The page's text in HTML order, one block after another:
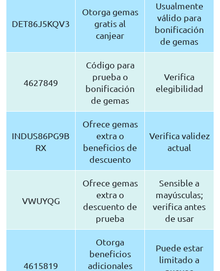
DET86J5KQV3
Otorga gemas
gratis al
canjear
Usualmente
válido para
bonificación
de gemas
4627849
Código para
prueba o
bonificación
de gemas
Verifica
elegibilidad
INDUS86PG9B
RX
Ofrece gemas
extra o
beneficios de
descuento
Verifica validez
actual
VWUYQG
Ofrece gemas
extra o
descuento de
prueba
Sensible a
mayúsculas;
verifica antes
de usar
4615819
Otorga
beneficios
adicionales
Puede estar
limitado a